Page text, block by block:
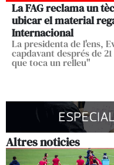
La FAG reclama un
ubicar el material
Internacional
La presidenta de l'ens,
capdavant després de
que toca un relleu"
Altres noticies